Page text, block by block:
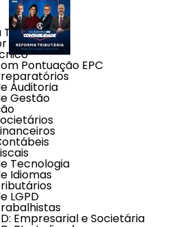
Tributária
Contábil
Pontuação EPC
Auditoria
Gestão
Tecnologia
Idiomas
LGPD
Empresarial e Societária
do produto
sobre a Reforma Tributária e
de 2025
vivo e online via Zoom
Montoto, Marina Kurtz e Jacob Gomes
PELO CFC • Educação Profissional
SUSEP, PROGP, PRORT, PREVIC,